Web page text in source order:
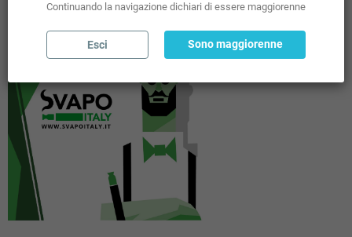
Continuando la navigazione dichiari di essere maggiorenne
Esci Sono maggiorenne